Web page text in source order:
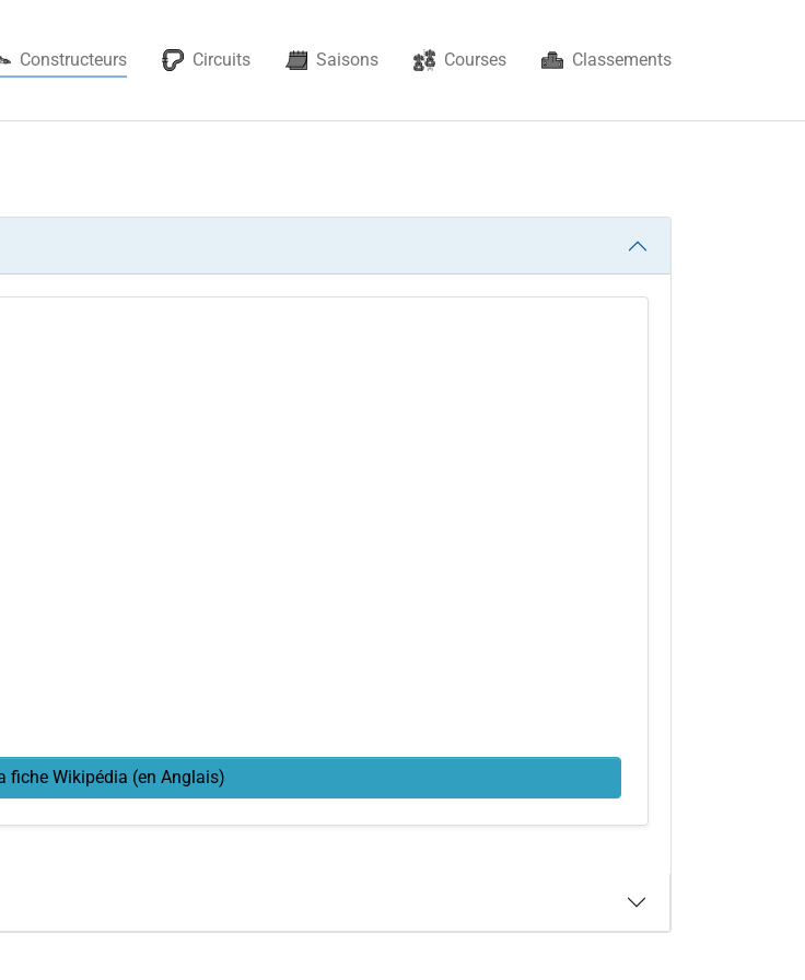
Constructeurs(current) Circuits Saisons Courses Classements
fiche Wikipédia (en Anglais)